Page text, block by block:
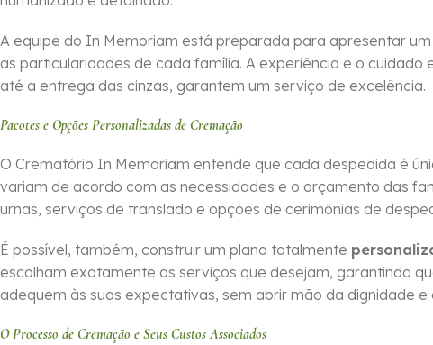
A equipe do In Memoriam está preparada para apresentar
as particularidades de cada família. A experiência e o
até a entrega das cinzas, garantem um serviço de excelência.
Pacotes e Opções Personalizadas de Cremação
O Crematório In Memoriam entende que cada despedida é
variam de acordo com as necessidades e o orçamento das
urnas, serviços de translado e opções de cerimônias de
É possível, também, construir um plano totalmente
escolham exatamente os serviços que desejam, garantindo
adequem às suas expectativas, sem abrir mão da dignidade
O Processo de Cremação e Seus Custos Associados